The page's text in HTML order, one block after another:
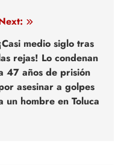
medio siglo tras
rejas! Lo condenan
47 años de prisión
asesinar a golpes
un hombre en Toluca